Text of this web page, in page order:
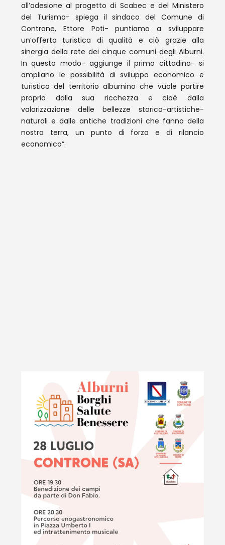
all’adesione al progetto di Scabec e del Ministero
del Turismo- spiega il sindaco del Comune di
Controne, Ettore Poti- puntiamo a sviluppare
un’offerta turistica di qualità e ciò grazie alla
sinergia della rete dei cinque comuni degli Alburni.
In questo modo- aggiunge il primo cittadino- si
ampliano le possibilità di sviluppo economico e
turistico del territorio alburnino che vuole partire
proprio dalla sua ricchezza e cioè dalla
valorizzazione delle bellezze storico-artistiche-
naturali e dalle antiche tradizioni che fanno della
nostra terra, un punto di forza e di rilancio
economico”.